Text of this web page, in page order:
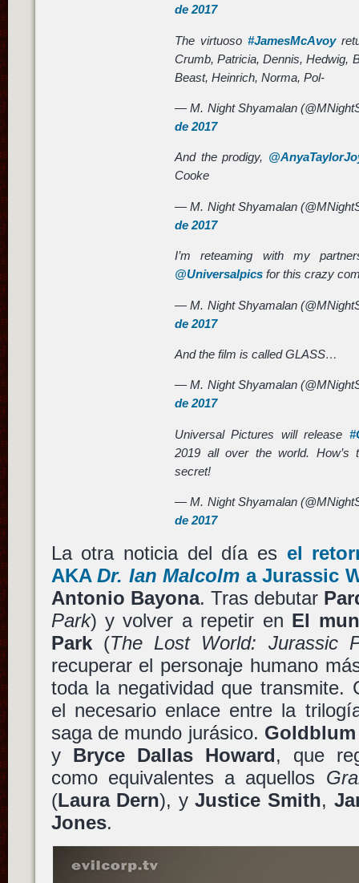
de 2017
The virtuoso#JamesMcAvoy
Crumb, Patricia, Dennis, Hedwig,
Beast, Heinrich, Norma, Pol-
— M. Night Shyamalan
de 2017
And the prodigy,
Cooke
— M. Night Shyamalan
de 2017
I’m reteaming with my
@Universalpics for this crazy
— M. Night Shyamalan
de 2017
And the film is called GLASS…
— M. Night Shyamalan
de 2017
Universal Pictures will release
2019 all over the world. How’s
secret!
— M. Night Shyamalan
de 2017
La otra noticia del día es el
AKADr. Ian Malcolm aJurassic
Antonio Bayona. Tras debutar
Park) y volver a repetir en El
Park(The Lost World: Jurassic
recuperar el personaje humano
toda la negatividad que transmite.
el necesario enlace entre la
saga de mundo jurásico. Goldblum
y Bryce Dallas Howard, que
como equivalentes a aquellos
(Laura Dern), yJustice Smith,
Jones.